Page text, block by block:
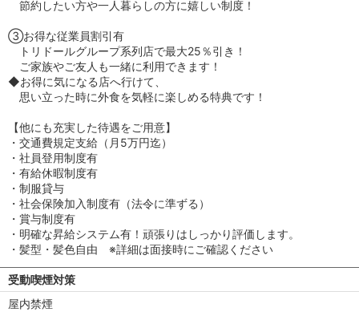
節約したい方や一人暮らしの方に嬉しい制度！
③お得な従業員割引有
トリドールグループ系列店で最大25％引き！
ご家族やご友人も一緒に利用できます！
◆お得に気になる店へ行けて、
思い立った時に外食を気軽に楽しめる特典です！
【他にも充実した待遇をご用意】
・交通費規定支給（月5万円迄）
・社員登用制度有
・有給休暇制度有
・制服貸与
・社会保険加入制度有（法令に準ずる）
・賞与制度有
・明確な昇給システム有！頑張りはしっかり評価します。
・髪型・髪色自由 ※詳細は面接時にご確認ください
受動喫煙対策
屋内禁煙